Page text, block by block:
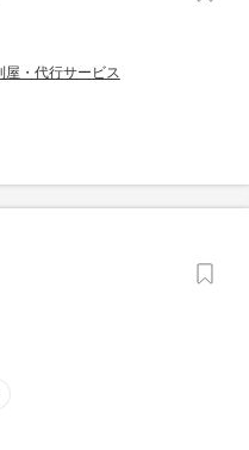
屋・代行サービス